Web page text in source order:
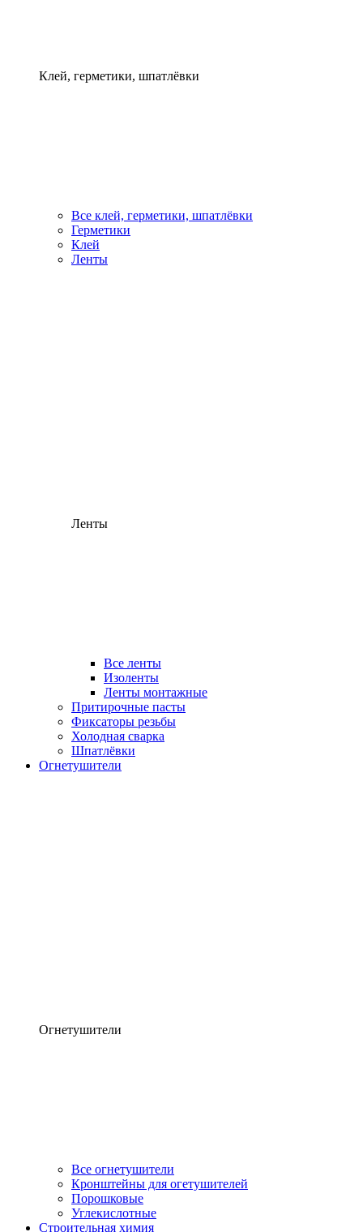
Клей, герметики, шпатлёвки
Все клей, герметики, шпатлёвки
Герметики
Клей
Ленты
Ленты
Все ленты
Изоленты
Ленты монтажные
Притирочные пасты
Фиксаторы резьбы
Холодная сварка
Шпатлёвки
Огнетушители
Огнетушители
Все огнетушители
Кронштейны для огетушителей
Порошковые
Углекислотные
Строительная химия